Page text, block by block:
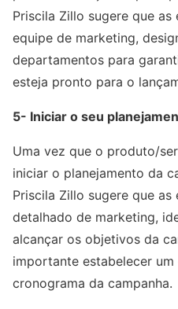
Priscila Zillo sugere que as
equipe de marketing,
departamentos para
esteja pronto para o
5- Iniciar o seu
Uma vez que o produto/
iniciar o planejamento da
Priscila Zillo sugere que
detalhado de marketing,
alcançar os objetivos da
importante estabelecer
cronograma da campanha.